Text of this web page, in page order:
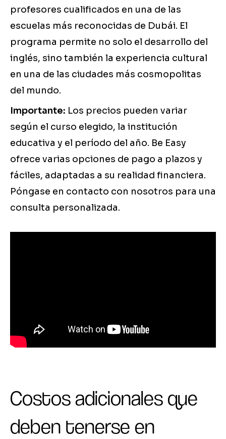
profesores cualificados en una de las
escuelas más reconocidas de Dubái. El
programa permite no solo el desarrollo del
inglés, sino también la experiencia cultural
en una de las ciudades más cosmopolitas
del mundo.
Importante: Los precios pueden variar
según el curso elegido, la institución
educativa y el período del año. Be Easy
ofrece varias opciones de pago a plazos y
fáciles, adaptadas a su realidad financiera.
Póngase en contacto con nosotros para una
consulta personalizada.
Costos adicionales que
deben tenerse en